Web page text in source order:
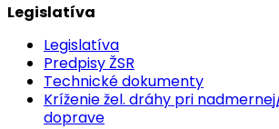
Legislatíva
Legislatíva
Predpisy ŽSR
Technické dokumenty
Kríženie žel. dráhy pri
doprave